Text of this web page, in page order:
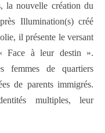
la nouvelle création du
Illumination(s) créé
il présente le versant
Face à leur destin ».
femmes de quartiers
de parents immigrés.
multiples, leur